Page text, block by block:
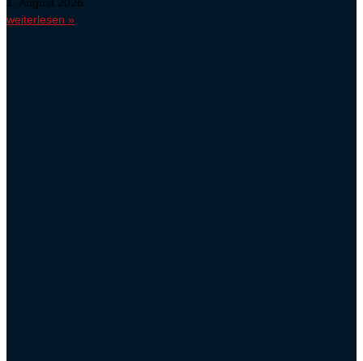
weiterlesen »